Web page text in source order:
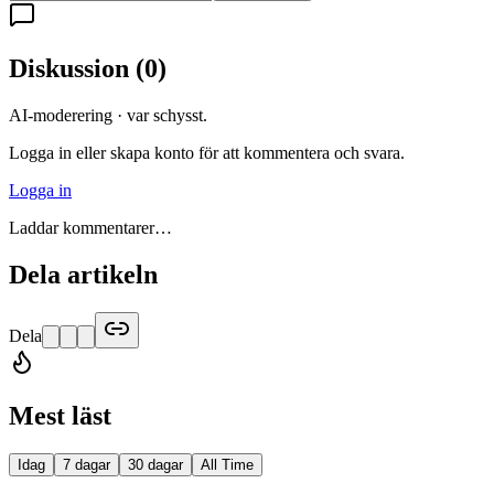
Diskussion (0)
AI-moderering · var schysst.
Logga in eller skapa konto för att kommentera och svara.
Logga in
Laddar kommentarer…
Dela artikeln
Dela
Mest läst
Idag 7 dagar 30 dagar All Time